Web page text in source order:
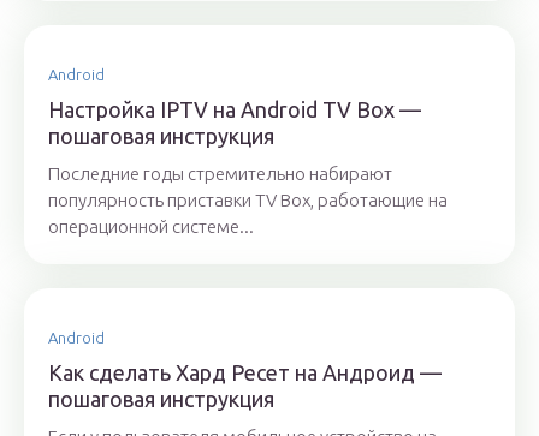
Android
Настройка IPTV на Android TV Box —
пошаговая инструкция
Последние годы стремительно набирают
популярность приставки TV Box, работающие на
операционной системе...
Android
Как сделать Хард Ресет на Андроид —
пошаговая инструкция